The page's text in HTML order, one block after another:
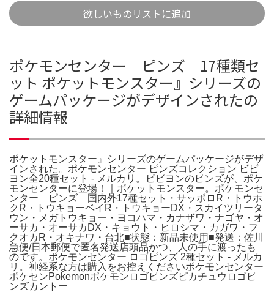
欲しいものリストに追加
ポケモンセンター ピンズ 17種類セ
ット ポケットモンスター』シリーズの
ゲームパッケージがデザインされたの
詳細情報
ポケットモンスター』シリーズのゲームパッケージがデザ
インされた。ポケモンセンター ピンズコレクション ビビ
ヨン全20種セット - メルカリ。ビビヨンのピンズが、ポケ
モンセンターに登場！｜ポケットモンスター。ポケモンセ
ンター ピンズ 国内外17種セット・サッポロR・トウホ
クR・トウキョーベイR・トウキョーDX・スカイツリータ
ウン・メガトウキョー・ヨコハマ・カナザワ・ナゴヤ・オ
ーサカ・オーサカDX・キョウト・ヒロシマ・カガワ・フ
クオカR・オキナワ・台北■状態：新品未使用■発送：佐川
急便/日本郵便で匿名発送店頭品かつ、人の手に渡ったも
のです。ポケモンセンター ロゴピンズ 2種セット - メルカ
リ。神経系な方は購入をお控えくださいポケモンセンター
ポケセンPokemonポケモンロゴピンズピカチュウロゴピ
ンズカントー